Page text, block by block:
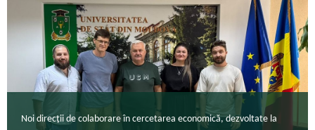
Noi direcții de colaborare în cercetarea economică, dezvoltate la